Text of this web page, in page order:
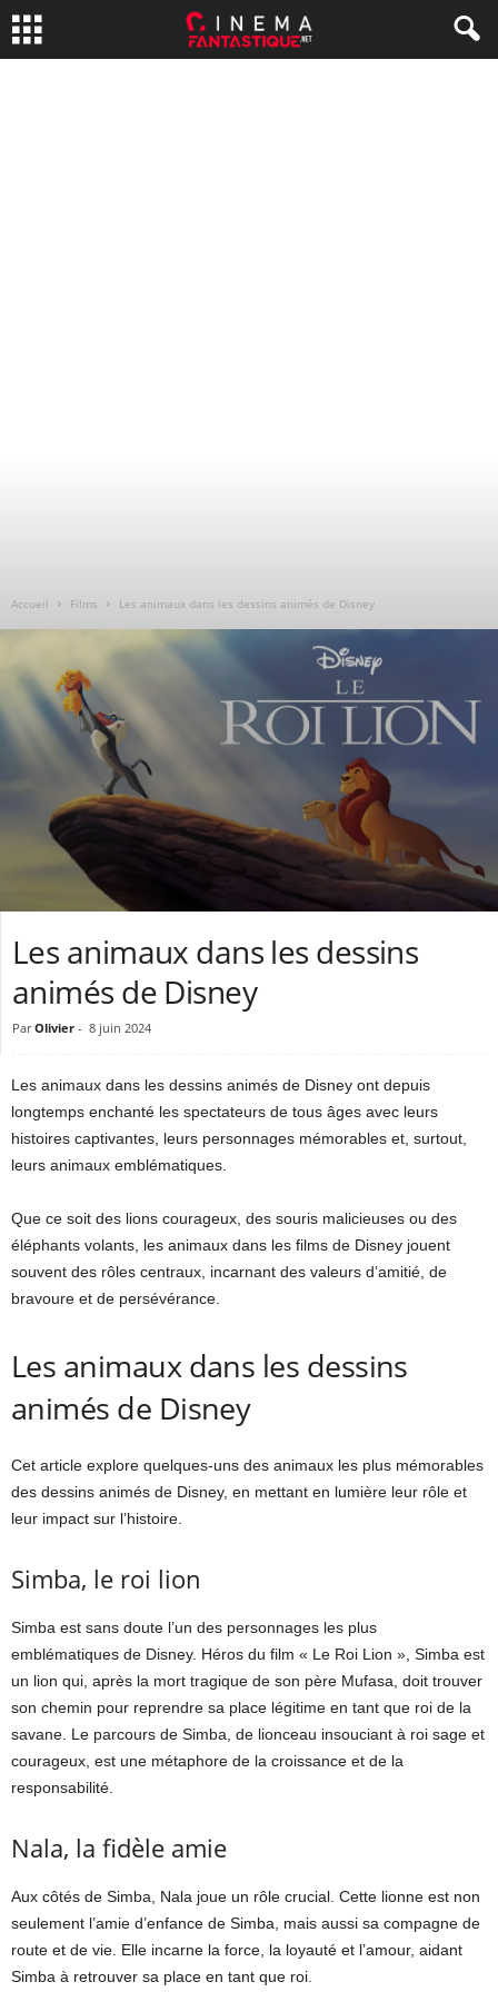
Accueil Films Les animaux dans les dessins animés de Disney
Les animaux dans les dessins
animés de Disney
Par Olivier - 8 juin 2024
Les animaux dans les dessins animés de Disney ont depuis
longtemps enchanté les spectateurs de tous âges avec leurs
histoires captivantes, leurs personnages mémorables et, surtout,
leurs animaux emblématiques.
Que ce soit des lions courageux, des souris malicieuses ou des
éléphants volants, les animaux dans les films de Disney jouent
souvent des rôles centraux, incarnant des valeurs d’amitié, de
bravoure et de persévérance.
Les animaux dans les dessins
animés de Disney
Cet article explore quelques-uns des animaux les plus mémorables
des dessins animés de Disney, en mettant en lumière leur rôle et
leur impact sur l’histoire.
Simba, le roi lion
Simba est sans doute l’un des personnages les plus
emblématiques de Disney. Héros du film « Le Roi Lion », Simba est
un lion qui, après la mort tragique de son père Mufasa, doit trouver
son chemin pour reprendre sa place légitime en tant que roi de la
savane. Le parcours de Simba, de lionceau insouciant à roi sage et
courageux, est une métaphore de la croissance et de la
responsabilité.
Nala, la fidèle amie
Aux côtés de Simba, Nala joue un rôle crucial. Cette lionne est non
seulement l’amie d’enfance de Simba, mais aussi sa compagne de
route et de vie. Elle incarne la force, la loyauté et l’amour, aidant
Simba à retrouver sa place en tant que roi.